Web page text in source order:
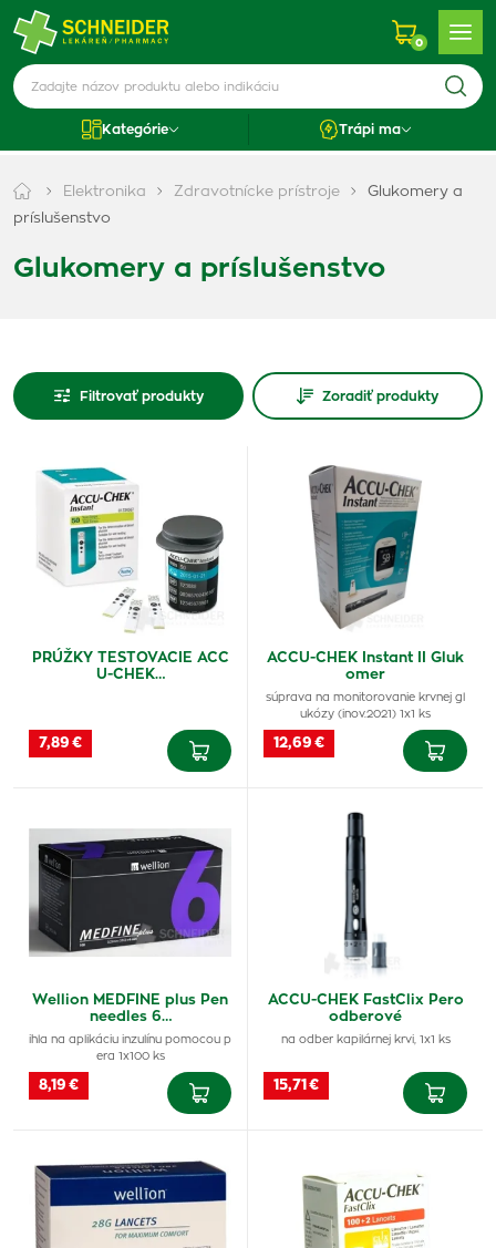
0
Kategórie Trápi ma
Elektronika Zdravotnícke prístroje
Glukomery a
príslušenstvo
Glukomery a príslušenstvo
Filtrovať produkty Zoradiť produkty
PRÚŽKY TESTOVACIE ACC
U-CHEK…
7,89 €
ACCU-CHEK Instant II Gluk
omer
súprava na monitorovanie krvnej gl
ukózy (inov.2021) 1x1 ks
12,69 €
Wellion MEDFINE plus Pen
needles 6…
ihla na aplikáciu inzulínu pomocou p
era 1x100 ks
8,19 €
ACCU-CHEK FastClix Pero
odberové
na odber kapilárnej krvi, 1x1 ks
15,71 €